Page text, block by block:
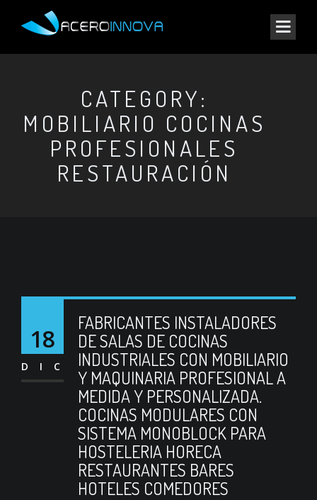
CATEGORY:
MOBILIARIO COCINAS
PROFESIONALES
RESTAURACIÓN
18
DIC
FABRICANTES INSTALADORES
DE SALAS DE COCINAS
INDUSTRIALES CON MOBILIARIO
Y MAQUINARIA PROFESIONAL A
MEDIDA Y PERSONALIZADA.
COCINAS MODULARES CON
SISTEMA MONOBLOCK PARA
HOSTELERIA HORECA
RESTAURANTES BARES
HOTELES COMEDORES